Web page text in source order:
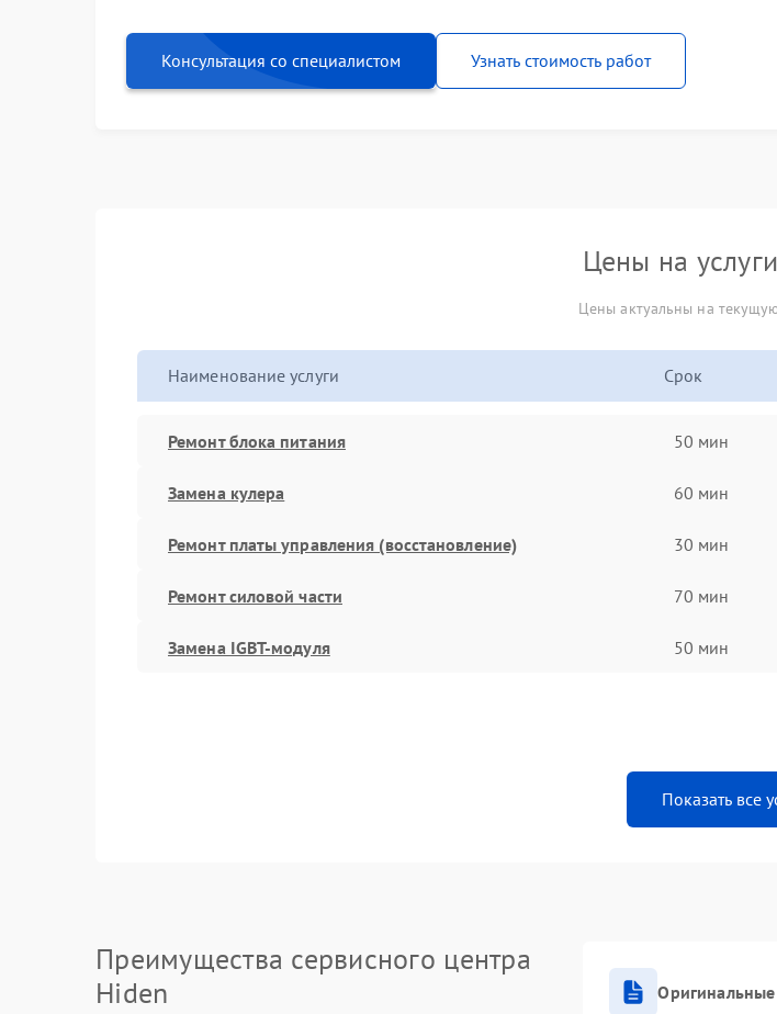
Консультация со специалистом Узнать стоимость работ
Цены на
Цены актуальны на
Наименование услуги Срок
Ремонт блока питания 50 мин
Замена кулера 60 мин
Ремонт платы управления (восстановление) 30 мин
Ремонт силовой части 70 мин
Замена IGBT-модуля 50 мин
Показать все
Преимущества сервисного центра
Hiden